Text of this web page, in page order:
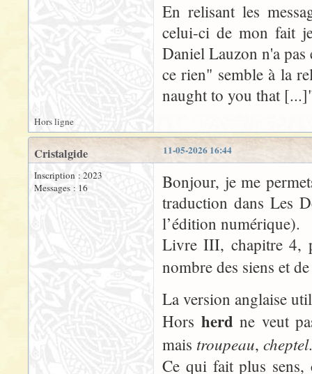
En relisant les
celui-ci de mon fait
Daniel Lauzon n'a
ce rien" semble à la
naught to you that
Hors ligne
11-05-2026 16:44
Cristalgide
Inscription : 2023
Messages : 16
Bonjour, je me
traduction dans Les
l’édition numérique).
Livre III, chapitre 4,
nombre des siens et
La version anglaise
Hors herd ne veut
mais troupeau, cheptel.
Ce qui fait plus sens,